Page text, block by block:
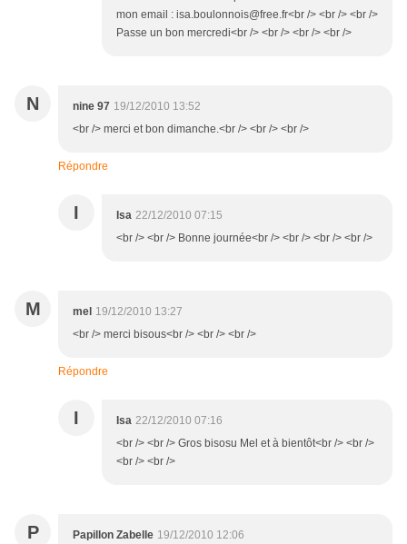
mon email : isa.boulonnois@free.fr<br /> <br /> <br />
Passe un bon mercredi<br /> <br /> <br /> <br />
N nine 97 19/12/2010 13:52
<br /> merci et bon dimanche.<br /> <br /> <br />
Répondre
I Isa 22/12/2010 07:15
<br /> <br /> Bonne journée<br /> <br /> <br /> <br />
M mel 19/12/2010 13:27
<br /> merci bisous<br /> <br /> <br />
Répondre
I Isa 22/12/2010 07:16
<br /> <br /> Gros bisosu Mel et à bientôt<br /> <br />
<br /> <br />
P Papillon Zabelle 19/12/2010 12:06